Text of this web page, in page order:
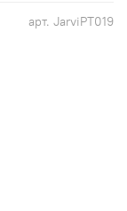
арт. JarviPT019